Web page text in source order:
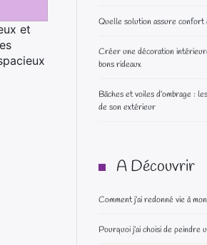
et
Quelle solution assure confort
Créer une décoration
bons rideaux
Bâches et voiles d’ombrage :
de son extérieur
A Découvrir
Comment j’ai redonné vie à
Pourquoi j’ai choisi de peindre